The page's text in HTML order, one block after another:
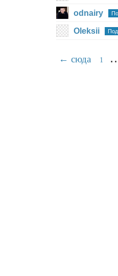
odnairy
Oleksii
← сюда 1